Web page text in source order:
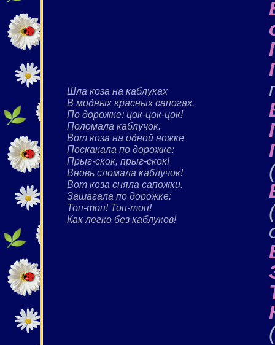
Шла коза на каблуках
В модных красных сапогах.
По дорожке: цок-цок-цок!
Поломала каблучок.
Вот коза на одной ножке
Поскакала по дорожке:
Прыг-скок, прыг-скок!
Вновь сломала каблучок!
Вот коза сняла сапожки.
Зашагала по дорожке:
Топ-топ! Топ-топ!
Как легко без каблуков!